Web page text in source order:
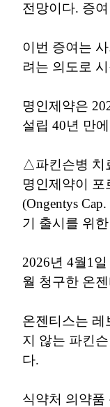
전망이다. 증
이번 증여는
려는 의도로
명인제약은
설립 40년 만
△파킨슨병 치
명인제약이
(Ongentys
기 출시를 위
2026년 4월1
월 청구한 온
온젠티스는 레
지 않는 파킨
다.
식약처 의약품